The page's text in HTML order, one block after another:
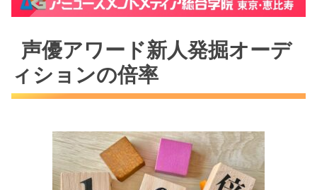
声優アワード新人発掘オーデ
ィションの倍率